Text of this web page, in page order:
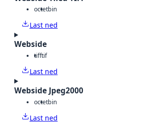
octetbin
Last ned
Webside
tifftif
Last ned
Webside Jpeg2000
octetbin
Last ned